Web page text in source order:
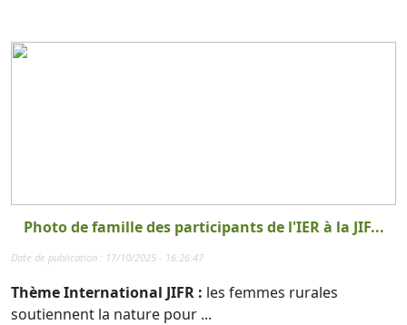
Photo de famille des participants de l'IER à la JIF...
Date de publication : 17/10/2025 - 16:26:47
Thème International JIFR : les femmes rurales
soutiennent la nature pour ...